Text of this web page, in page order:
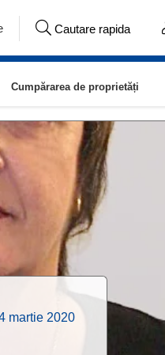
Cautare rapida
Cumpărarea de proprietăți
martie 2020